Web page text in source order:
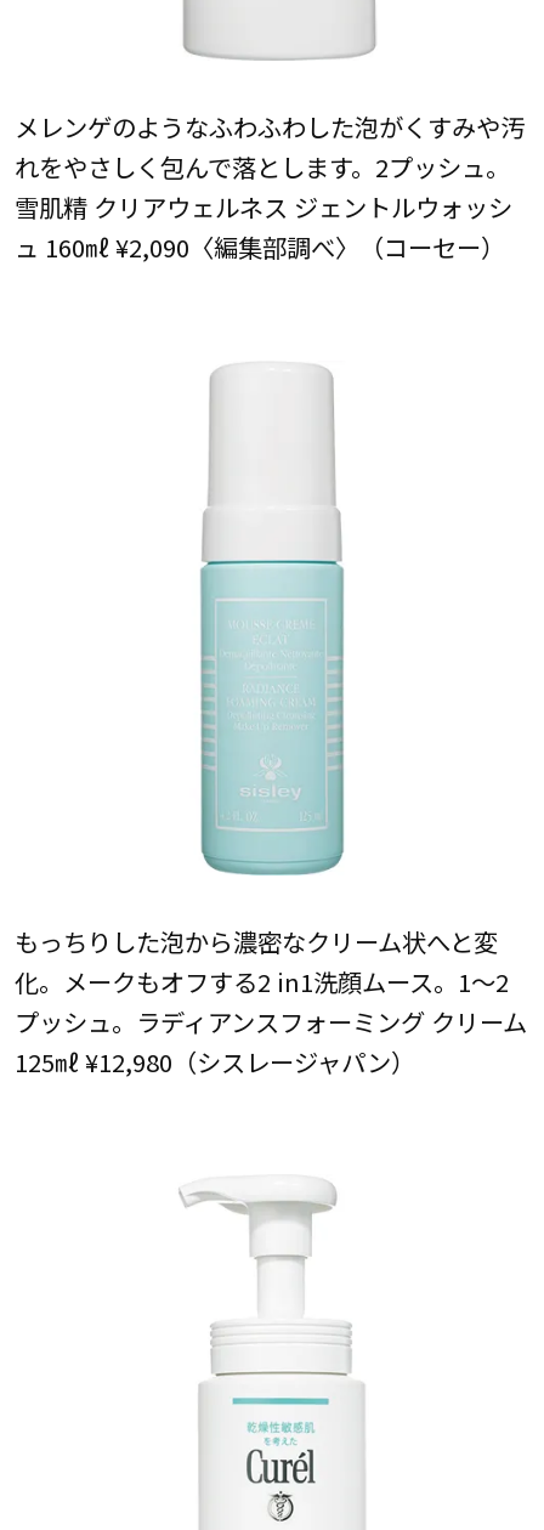
メレンゲのようなふわふわした泡がくすみや汚
れをやさしく包んで落とします。2プッシュ。
雪肌精 クリアウェルネス ジェントルウォッシ
ュ 160㎖ ¥2,090〈編集部調べ〉（コーセー）
もっちりした泡から濃密なクリーム状へと変
化。メークもオフする2 in1洗顔ムース。1～2
プッシュ。ラディアンスフォーミング クリーム
125㎖ ¥12,980（シスレージャパン）